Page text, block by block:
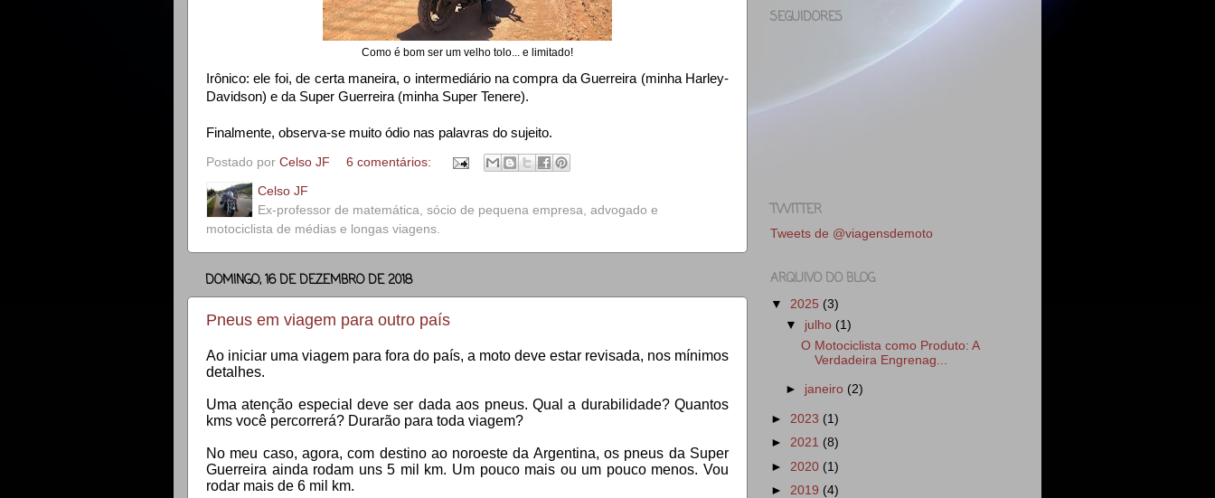
Como é bom ser um velho tolo... e limitado!
Irônico: ele foi, de certa maneira, o intermediário na compra da Guerreira (minha Harley-
Davidson) e da Super Guerreira (minha Super Tenere).
Finalmente, observa-se muito ódio nas palavras do sujeito.
Postado por Celso JF 6 comentários:
Celso JF
Ex-professor de matemática, sócio de pequena empresa, advogado e
motociclista de médias e longas viagens.
DOMINGO, 16 DE DEZEMBRO DE 2018
Pneus em viagem para outro país
Ao iniciar uma viagem para fora do país, a moto deve estar revisada, nos mínimos
detalhes.
Uma atenção especial deve ser dada aos pneus. Qual a durabilidade? Quantos
kms você percorrerá? Durarão para toda viagem?
No meu caso, agora, com destino ao noroeste da Argentina, os pneus da Super
Guerreira ainda rodam uns 5 mil km. Um pouco mais ou um pouco menos. Vou
rodar mais de 6 mil km.
SEGUIDORES
TWITTER
Tweets de @viagensdemoto
ARQUIVO DO BLOG
▼ 2025 (3)
▼ julho (1)
O Motociclista como Produto: A
Verdadeira Engrenag...
► janeiro (2)
► 2023 (1)
► 2021 (8)
► 2020 (1)
► 2019 (4)